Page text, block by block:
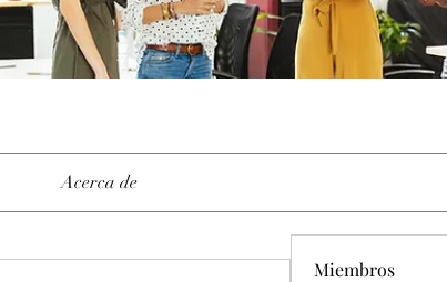
Acerca de
Miembros